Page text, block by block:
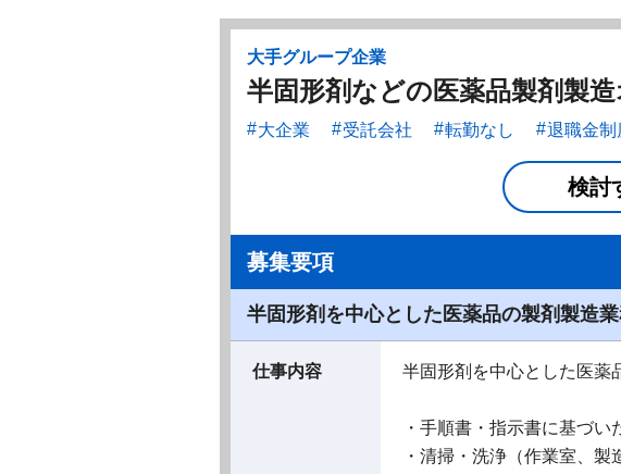
大手グループ企業
半固形剤などの医薬品製剤製
大企業 受託会社 転勤なし 退職金制
検討
募集要項
半固形剤を中心とした医薬品の製剤製造業
仕事内容 半固形剤を中心とした医薬
・手順書・指示書に基づ
・清掃・洗浄（作業室、